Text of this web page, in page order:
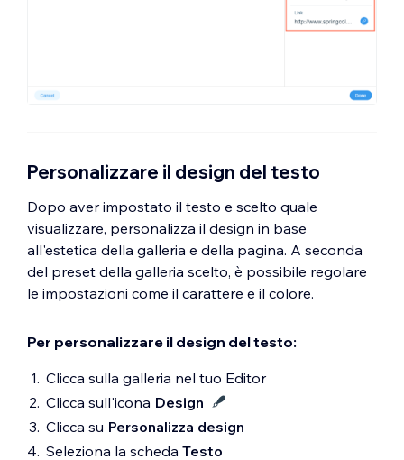
Personalizzare il design del testo
Dopo aver impostato il testo e scelto quale
visualizzare, personalizza il design in base
all'estetica della galleria e della pagina. A seconda
del preset della galleria scelto, è possibile regolare
le impostazioni come il carattere e il colore.
Per personalizzare il design del testo:
Clicca sulla galleria nel tuo Editor
Clicca sull'icona Design
Clicca su Personalizza design
Seleziona la scheda Testo